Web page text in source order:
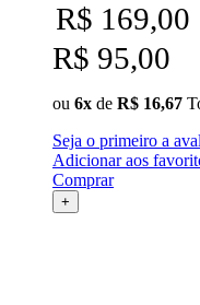
R$ 169,00
R$ 95,00
ou 6x de R$ 16,67
Seja o primeiro a
Adicionar aos
Comprar
+